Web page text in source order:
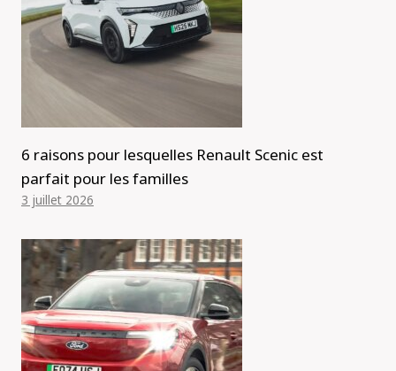
6 raisons pour lesquelles Renault Scenic est
parfait pour les familles
3 juillet 2026